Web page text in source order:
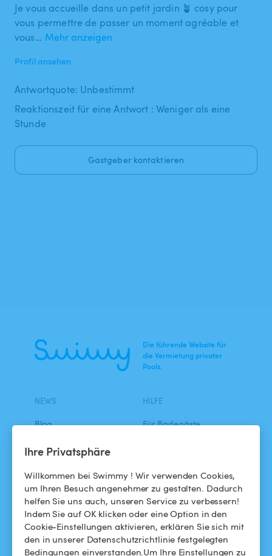
Ihre Privatsphäre
Willkommen bei Swimmy ! Wir verwenden Cookies,
um Ihren Besuch angenehmer zu gestalten. Dadurch
helfen Sie uns auch, unseren Service zu verbessern!
Indem Sie auf OK klicken oder eine Option in den
Cookie-Einstellungen aktivieren, erklären Sie sich mit
den in unserer Datenschutzrichtlinie festgelegten
Bedingungen einverstanden.Um Ihre Einstellungen zu
Je vous accueille dans un petit jardin 🪴 cosy pour
vous permettre de passer un moment agréable et
vous… Mehr anzeigen
Profil ansehen
Antwortquote: Unbestimmt
Reaktionszeit für eine Antwort : Weniger als eine
Stunde
Gastgeber kontaktieren
Die führende Website für
die Vermietung privater
Pools.
NEWS
Blog
Swimmy in den Medien
Das Swimmy-Abenteuer
HILFE
Für Badegäste
Meinen Pool vermieten
So funktioniert's
HILFE FOLGEN SIE UNS